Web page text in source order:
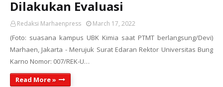
Dilakukan Evaluasi
Redaksi Marhaenpress March 17, 2022
(Foto: suasana kampus UBK Kimia saat PTMT berlangsung/Devi)
Marhaen, Jakarta - Merujuk Surat Edaran Rektor Universitas Bung
Karno Nomor: 007/REK-U…
Read More »